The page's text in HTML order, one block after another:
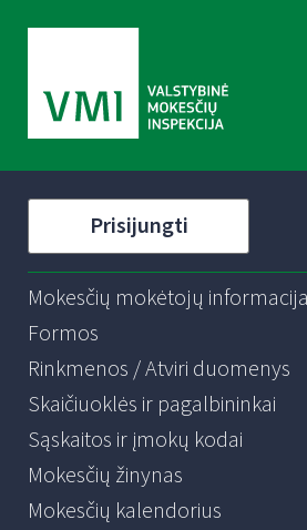
Prisijungti
Mokesčių mokėtojų informacija
Formos
Rinkmenos / Atviri duomenys
Skaičiuoklės ir pagalbininkai
Sąskaitos ir įmokų kodai
Mokesčių žinynas
Mokesčių kalendorius